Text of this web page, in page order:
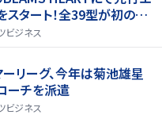
スタート！全39型が初の実
トークショーも！
ビジネス
リーグ、今年は菊池雄星
ーチを派遣
ビジネス